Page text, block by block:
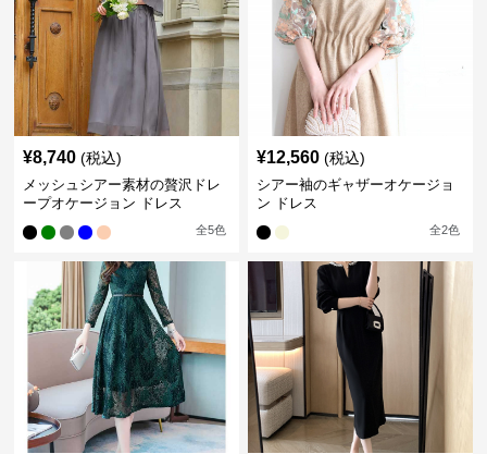
¥8,740 (税込)
メッシュシアー素材の贅沢ドレ
ープオケージョン ドレス
全5色
¥12,560 (税込)
シアー袖のギャザーオケージョ
ン ドレス
全2色